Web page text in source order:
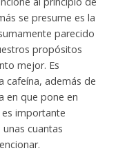
se presume es la
parecido
propósitos
mejor. Es
cafeína, además de
en que pone en
importante
cuantas